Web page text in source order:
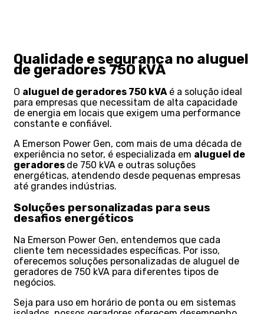
Qualidade e segurança no aluguel
de geradores 750 kVA
O aluguel de geradores 750 kVA é a solução ideal
para empresas que necessitam de alta capacidade
de energia em locais que exigem uma performance
constante e confiável.
A Emerson Power Gen, com mais de uma década de
experiência no setor, é especializada em aluguel de
geradores de 750 kVA e outras soluções
energéticas, atendendo desde pequenas empresas
até grandes indústrias.
Soluções personalizadas para seus
desafios energéticos
Na Emerson Power Gen, entendemos que cada
cliente tem necessidades específicas. Por isso,
oferecemos soluções personalizadas de aluguel de
geradores de 750 kVA para diferentes tipos de
negócios.
Seja para uso em horário de ponta ou em sistemas